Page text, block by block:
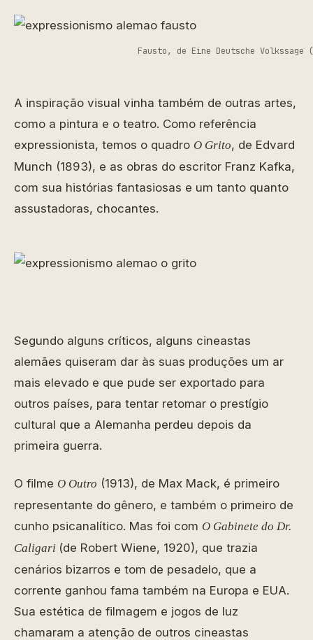
Fausto, de Eine Deutsche Volkssage
A inspiração visual vinha também de outras artes,
como a pintura e o teatro. Como referência
expressionista, temos o quadro O Grito, de Edvard
Munch (1893), e as obras do escritor Franz Kafka,
com sua histórias fantasiosas e um tanto quanto
assustadoras, chocantes.
Segundo alguns críticos, alguns cineastas
alemães quiseram dar às suas produções um ar
mais elevado e que pude ser exportado para
outros países, para tentar retomar o prestígio
cultural que a Alemanha perdeu depois da
primeira guerra.
O filme O Outro (1913), de Max Mack, é primeiro
representante do gênero, e também o primeiro de
cunho psicanalítico. Mas foi com O Gabinete do Dr.
Caligari (de Robert Wiene, 1920), que trazia
cenários bizarros e tom de pesadelo, que a
corrente ganhou fama também na Europa e EUA.
Sua estética de filmagem e jogos de luz
chamaram a atenção de outros cineastas